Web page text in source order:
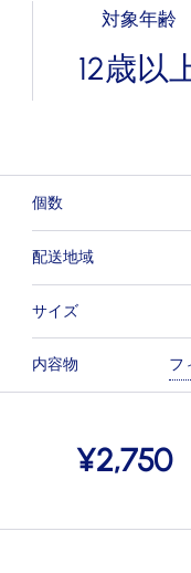
対象年齢
12歳以
個数
配送地域
サイズ
内容物
フ
ト
プ
¥2,750